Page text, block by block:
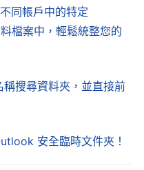
不同帳戶中的特定
檔案中，輕鬆統整您的
搜尋資料夾，並直接前
安全臨時文件夾！